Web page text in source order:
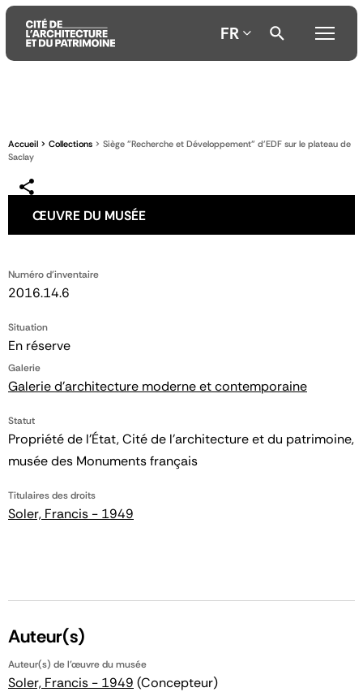
contenu
principal
menu
principal
la
recherche
FR
Accueil Collections
Siège "Recherche et Développement" d'EDF sur le plateau de
Saclay
ŒUVRE DU MUSÉE
Numéro d'inventaire
2016.14.6
Situation
En réserve
Galerie
Galerie d'architecture moderne et contemporaine
Statut
Propriété de l’État, Cité de l’architecture et du patrimoine,
musée des Monuments français
Titulaires des droits
Soler, Francis - 1949
Auteur(s)
Auteur(s) de l'œuvre du musée
Soler, Francis - 1949 (Concepteur)